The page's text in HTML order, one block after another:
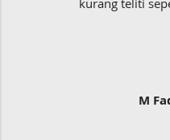
kurang teliti
M